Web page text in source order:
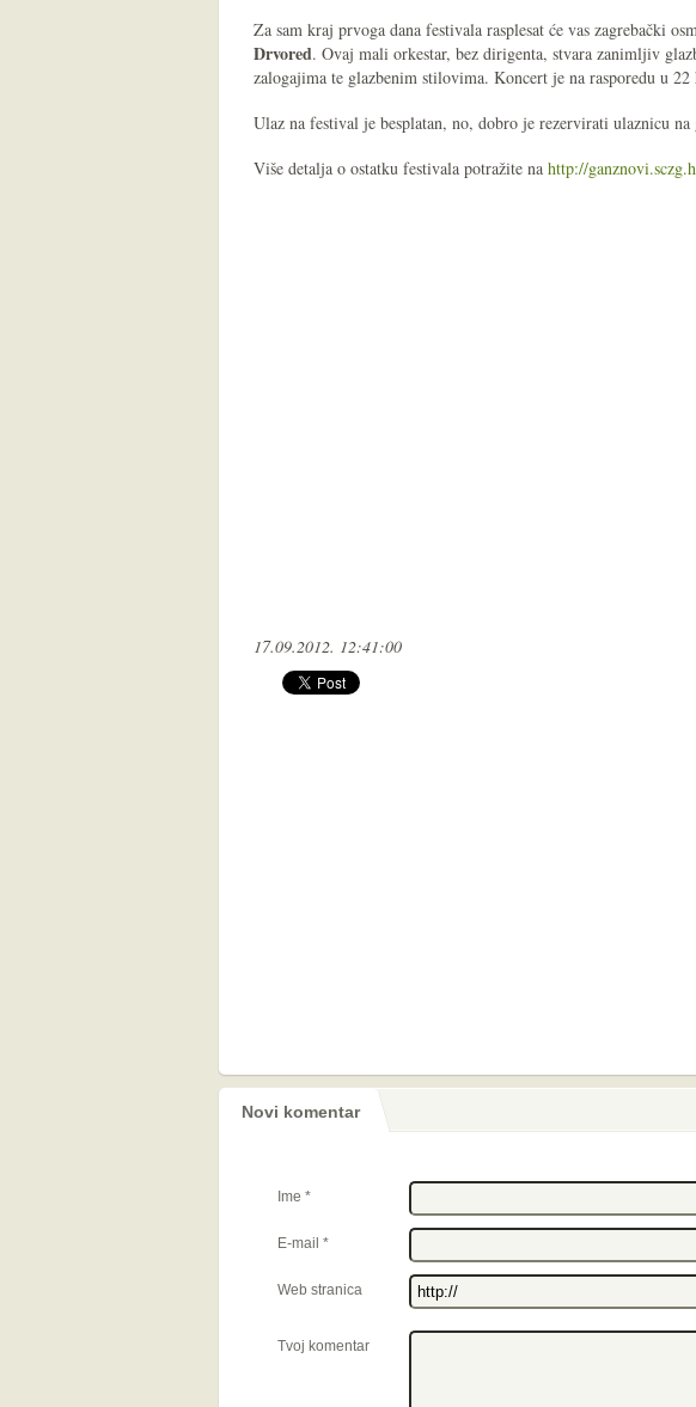
Za sam kraj prvoga dana festivala rasplesat će vas zagrebački
Drvored. Ovaj mali orkestar, bez dirigenta, stvara zanimljiv
zalogajima te glazbenim stilovima. Koncert je na rasporedu u
Ulaz na festival je besplatan, no, dobro je rezervirati ulaznicu na
Više detalja o ostatku festivala potražite na http://
17.09.2012. 12:41:00
Novi komentar
Ime *
E-mail *
Web stranica
Tvoj komentar